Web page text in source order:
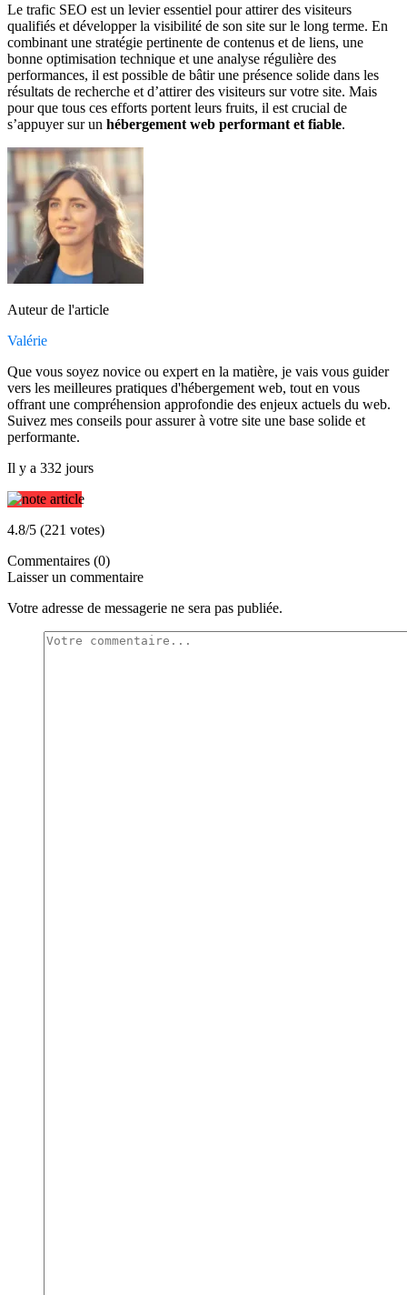
Le trafic SEO est un levier essentiel pour attirer des visiteurs
qualifiés et développer la visibilité de son site sur le long terme. En
combinant une stratégie pertinente de contenus et de liens, une
bonne optimisation technique et une analyse régulière des
performances, il est possible de bâtir une présence solide dans les
résultats de recherche et d’attirer des visiteurs sur votre site. Mais
pour que tous ces efforts portent leurs fruits, il est crucial de
s’appuyer sur un hébergement web performant et fiable.
Auteur de l'article
Valérie
Que vous soyez novice ou expert en la matière, je vais vous guider
vers les meilleures pratiques d'hébergement web, tout en vous
offrant une compréhension approfondie des enjeux actuels du web.
Suivez mes conseils pour assurer à votre site une base solide et
performante.
Il y a 332 jours
4.8/5 (221 votes)
Commentaires (0)
Laisser un commentaire
Votre adresse de messagerie ne sera pas publiée.